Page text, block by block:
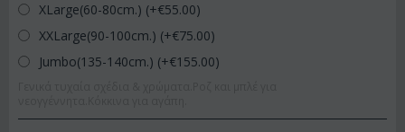
XLarge(60-80cm.) (+€55.00)
XXLarge(90-100cm.) (+€75.00)
Jumbo(135-140cm.) (+€155.00)